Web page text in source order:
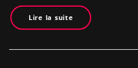
Lire la suite